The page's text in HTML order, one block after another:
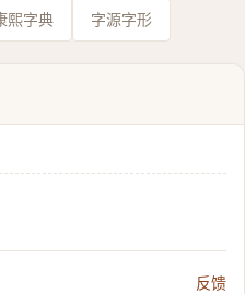
熙字典 字源字形
反馈